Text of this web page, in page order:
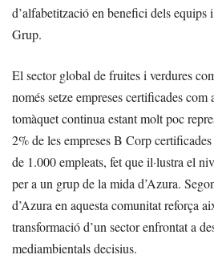
d’alfabetització en benefici dels equips
Grup.
El sector global de fruites i verdures
només setze empreses certificades
tomàquet continua estant molt poc
2% de les empreses B Corp
de 1.000 empleats, fet que il·lustra el
per a un grup de la mida d’Azura.
d’Azura en aquesta comunitat reforça
transformació d’un sector enfrontat a
mediambientals decisius.